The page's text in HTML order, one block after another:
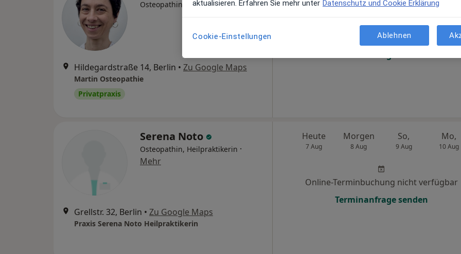
Osteopathin
Hildegardstraße 14, Berlin • Zu Google Maps
Martin Osteopathie
Privatpraxis
7 Aug 8 Aug 9 Aug 10 Aug
Online-Terminbuchung nicht verfügbar
Serena Noto
Osteopathin, Heilpraktikerin ·
Mehr
Grellstr. 32, Berlin • Zu Google Maps
Praxis Serena Noto Heilpraktikerin
Heute
7 Aug
Morgen
8 Aug
So,
9 Aug
Mo,
10 Aug
Online-Terminbuchung nicht verfügbar
Terminanfrage senden
aktualisieren. Erfahren Sie mehr unter Datenschutz und Cookie Erklärung
Cookie-Einstellungen Ablehnen